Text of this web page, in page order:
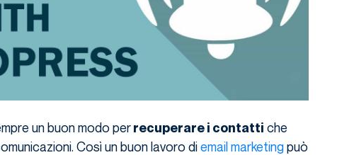
un buon modo perrecuperare i contatti che
Così un buon lavoro diemail marketingpuò